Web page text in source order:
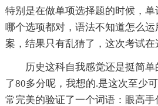
特别是在做单项选择题的时候，
哪个选项都对，语法不知道怎么
案，结果只有乱猜了，这次考试在
历史这科自我感觉还是挺简
了80多分呢，我想的.是这次至少
常完美的验证了一个词语：眼高